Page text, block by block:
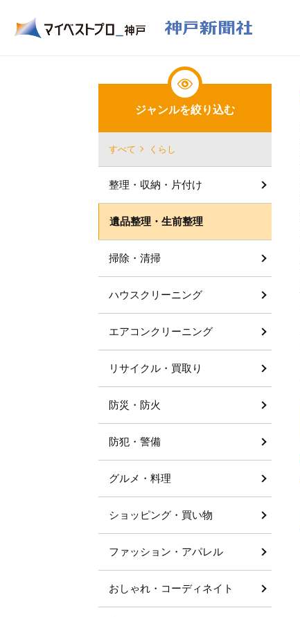
ジャンルを絞り込む
すべて くらし
整理・収納・片付け
遺品整理・生前整理
掃除・清掃
ハウスクリーニング
エアコンクリーニング
リサイクル・買取り
防災・防火
防犯・警備
グルメ・料理
ショッピング・買い物
ファッション・アパレル
おしゃれ・コーディネイト